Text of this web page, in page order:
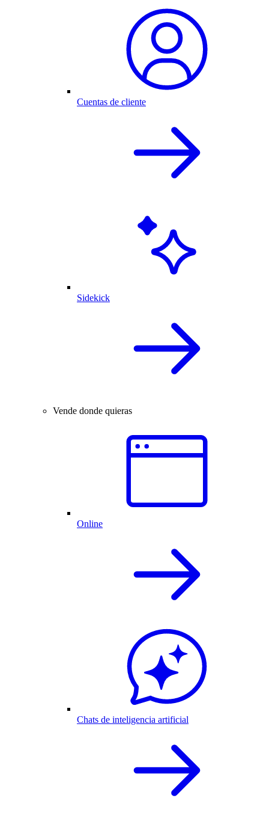
Cuentas de cliente
Sidekick
Vende donde quieras
Online
Chats de inteligencia artificial